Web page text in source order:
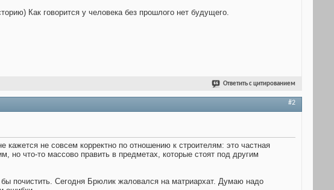
Как говорится у человека без прошлого нет будущего.
Ответить с цитированием
#2
не совсем корректно по отношению к строителям: это частная
но что-то массово править в предметах, которые стоят под другим
почистить. Сегодня Брюлик жаловался на матриархат. Думаю надо